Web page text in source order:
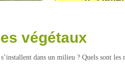
végétaux
dans un milieu ? Quels sont les